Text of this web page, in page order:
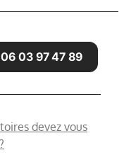
WEB
06 03 97 47 89
devez vous